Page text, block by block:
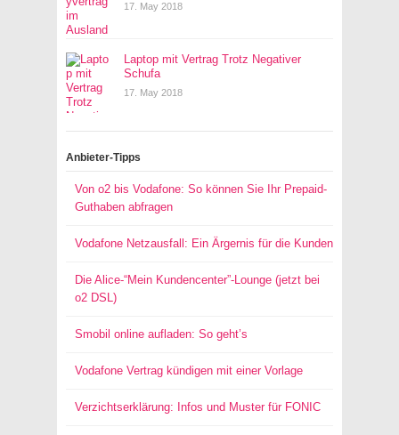
17. May 2018
Laptop mit Vertrag Trotz Negativer
Schufa
17. May 2018
Anbieter-Tipps
Von o2 bis Vodafone: So können Sie Ihr Prepaid-
Guthaben abfragen
Vodafone Netzausfall: Ein Ärgernis für die Kunden
Die Alice-“Mein Kundencenter”-Lounge (jetzt bei
o2 DSL)
Smobil online aufladen: So geht’s
Vodafone Vertrag kündigen mit einer Vorlage
Verzichtserklärung: Infos und Muster für FONIC